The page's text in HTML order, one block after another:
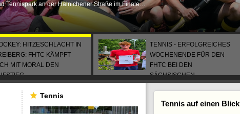
Tennispark an der Hainichener Straße im Finale…
HITZESCHLACHT IN
FHTC KÄMPFT
MIT MORAL DEN
TENNIS - ERFOLGREICHES
WOCHENENDE FÜR DEN
FHTC BEI DEN
SÄCHSISCHEN
LANDESMEISTERSCHAFT
Tennis
Tennis auf einen Blick